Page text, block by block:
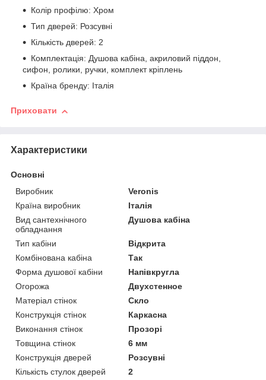
Колір профілю: Хром
Тип дверей: Розсувні
Кількість дверей: 2
Комплектація: Душова кабіна, акриловий піддон,
сифон, ролики, ручки, комплект кріплень
Країна бренду: Італія
Приховати
Характеристики
Основні
Виробник
Veronis
Країна виробник
Італія
Вид сантехнічного
обладнання
Душова кабіна
Тип кабіни
Відкрита
Комбінована кабіна
Так
Форма душової кабіни
Напівкругла
Огорожа
Двухстенное
Матеріал стінок
Скло
Конструкція стінок
Каркасна
Виконання стінок
Прозорі
Товщина стінок
6 мм
Конструкція дверей
Розсувні
Кількість стулок дверей
2